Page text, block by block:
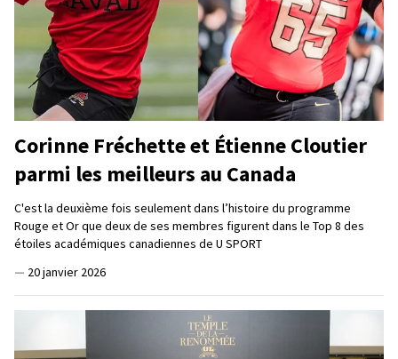
Corinne Fréchette et Étienne Cloutier
parmi les meilleurs au Canada
C'est la deuxième fois seulement dans l’histoire du programme
Rouge et Or que deux de ses membres figurent dans le Top 8 des
étoiles académiques canadiennes de U SPORT
— 20 janvier 2026